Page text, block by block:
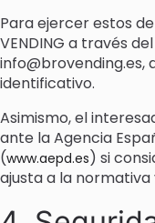
Para ejercer estos
VENDING a través
identificativo.
Asimismo, el
ante la Agencia
(www.aepd.es) si
ajusta a la normativa